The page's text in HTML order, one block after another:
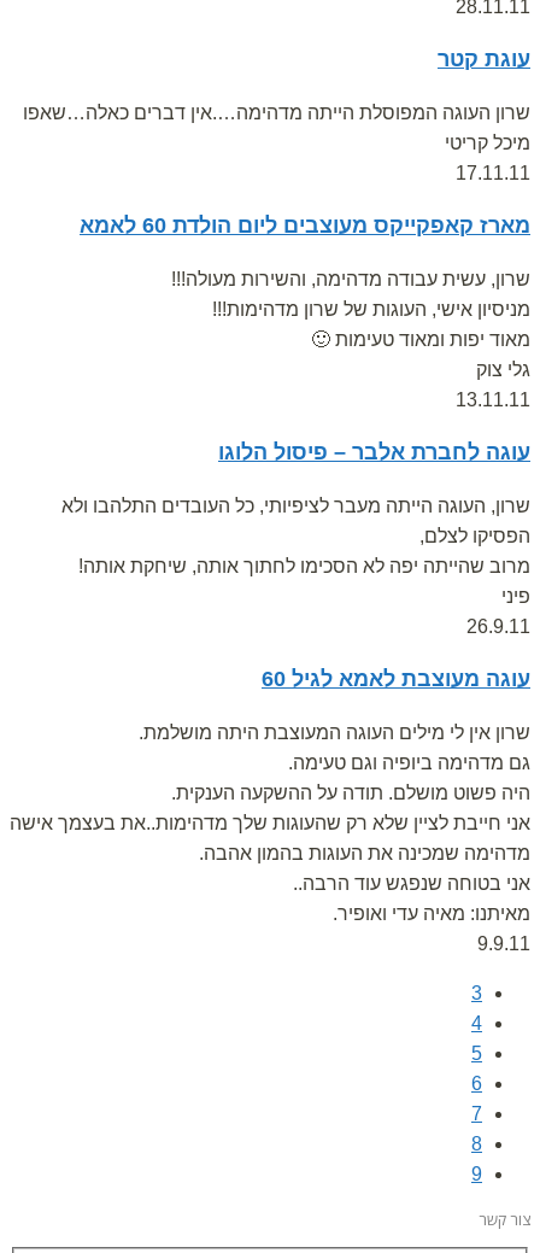
28.11.11
עוגת קטר
שרון העוגה המפוסלת הייתה מדהימה….אין דברים כאלה…שאפו
מיכל קריטי
17.11.11
מארז קאפקייקס מעוצבים ליום הולדת 60 לאמא
שרון, עשית עבודה מדהימה, והשירות מעולה!!!
מניסיון אישי, העוגות של שרון מדהימות!!!
מאוד יפות ומאוד טעימות 🙂
גלי צוק
13.11.11
עוגה לחברת אלבר – פיסול הלוגו
שרון, העוגה הייתה מעבר לציפיותי, כל העובדים התלהבו ולא
הפסיקו לצלם,
מרוב שהייתה יפה לא הסכימו לחתוך אותה, שיחקת אותה!
פיני
26.9.11
עוגה מעוצבת לאמא לגיל 60
שרון אין לי מילים העוגה המעוצבת היתה מושלמת.
גם מדהימה ביופיה וגם טעימה.
היה פשוט מושלם. תודה על ההשקעה הענקית.
אני חייבת לציין שלא רק שהעוגות שלך מדהימות..את בעצמך אישה
מדהימה שמכינה את העוגות בהמון אהבה.
אני בטוחה שנפגש עוד הרבה..
מאיתנו: מאיה עדי ואופיר.
9.9.11
3
4
5
6
7
8
9
צור קשר